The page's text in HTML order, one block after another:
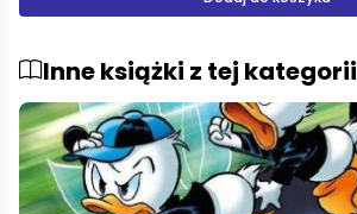
Inne książki z tej kategorii